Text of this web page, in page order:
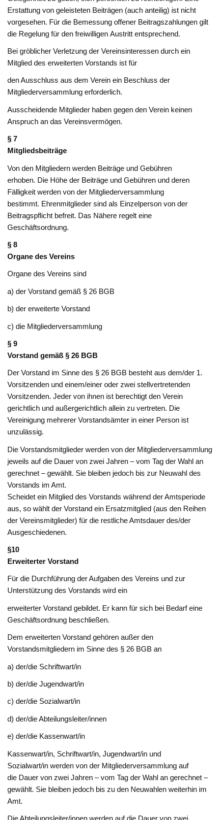
Erstattung von geleisteten Beiträgen (auch anteilig) ist nicht
vorgesehen. Für die Bemessung offener Beitragszahlungen gilt
die Regelung für den freiwilligen Austritt entsprechend.
Bei gröblicher Verletzung der Vereinsinteressen durch ein
Mitglied des erweiterten Vorstands ist für
den Ausschluss aus dem Verein ein Beschluss der
Mitgliederversammlung erforderlich.
Ausscheidende Mitglieder haben gegen den Verein keinen
Anspruch an das Vereinsvermögen.
§ 7
Mitgliedsbeiträge
Von den Mitgliedern werden Beiträge und Gebühren
erhoben. Die Höhe der Beiträge und Gebühren und deren
Fälligkeit werden von der Mitgliederversammlung
bestimmt. Ehrenmitglieder sind als Einzelperson von der
Beitragspflicht befreit. Das Nähere regelt eine
Geschäftsordnung.
§ 8
Organe des Vereins
Organe des Vereins sind
a) der Vorstand gemäß § 26 BGB
b) der erweiterte Vorstand
c) die Mitgliederversammlung
§ 9
Vorstand gemäß § 26 BGB
Der Vorstand im Sinne des § 26 BGB besteht aus dem/der 1.
Vorsitzenden und einem/einer oder zwei stellvertretenden
Vorsitzenden. Jeder von ihnen ist berechtigt den Verein
gerichtlich und außergerichtlich allein zu vertreten. Die
Vereinigung mehrerer Vorstandsämter in einer Person ist
unzulässig.
Die Vorstandsmitglieder werden von der Mitgliederversammlung
jeweils auf die Dauer von zwei Jahren – vom Tag der Wahl an
gerechnet – gewählt. Sie bleiben jedoch bis zur Neuwahl des
Vorstands im Amt.
Scheidet ein Mitglied des Vorstands während der Amtsperiode
aus, so wählt der Vorstand ein Ersatzmitglied (aus den Reihen
der Vereinsmitglieder) für die restliche Amtsdauer des/der
Ausgeschiedenen.
§10
Erweiterter Vorstand
Für die Durchführung der Aufgaben des Vereins und zur
Unterstützung des Vorstands wird ein
erweiterter Vorstand gebildet. Er kann für sich bei Bedarf eine
Geschäftsordnung beschließen.
Dem erweiterten Vorstand gehören außer den
Vorstandsmitgliedern im Sinne des § 26 BGB an
a) der/die Schriftwart/in
b) der/die Jugendwart/in
c) der/die Sozialwart/in
d) der/die Abteilungsleiter/innen
e) der/die Kassenwart/in
Kassenwart/in, Schriftwart/in, Jugendwart/in und
Sozialwart/in werden von der Mitgliederversammlung auf
die Dauer von zwei Jahren – vom Tag der Wahl an gerechnet –
gewählt. Sie bleiben jedoch bis zu den Neuwahlen weiterhin im
Amt.
Die Abteilungsleiter/innen werden auf die Dauer von zwei